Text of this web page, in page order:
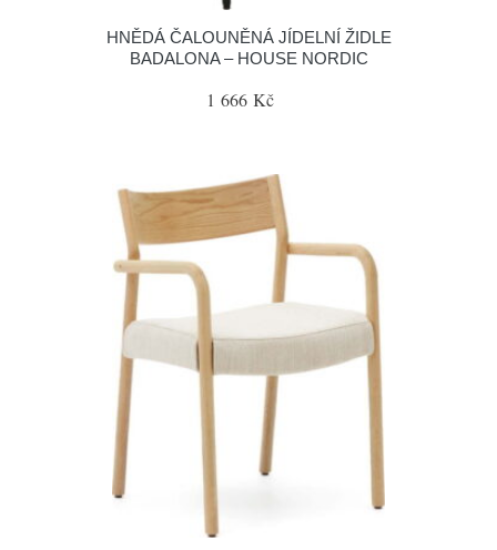
HNĚDÁ ČALOUNĚNÁ JÍDELNÍ ŽIDLE
BADALONA – HOUSE NORDIC
1 666 Kč